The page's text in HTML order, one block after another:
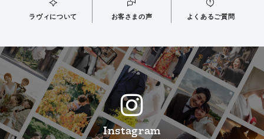
ラヴィについて お客さまの声 よくあるご質問
Instagram